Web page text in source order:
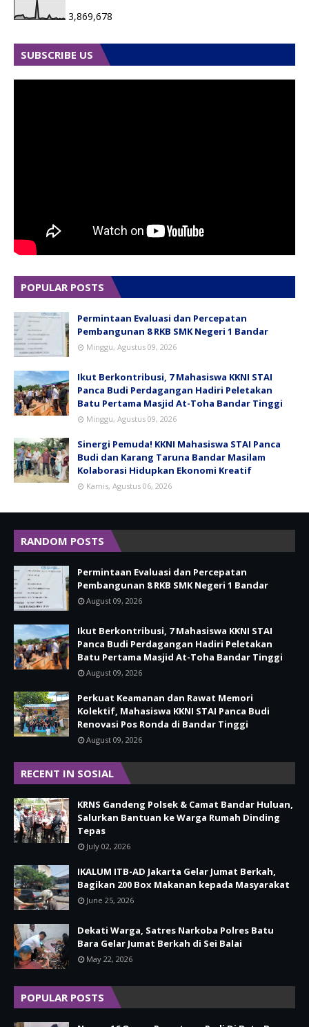
3,869,678
SUBSCRIBE US
POPULAR POSTS
Permintaan Evaluasi dan Percepatan
Pembangunan 8 RKB SMK Negeri 1 Bandar
Minggu, Agustus 09, 2026
Ikut Berkontribusi, 7 Mahasiswa KKNI STAI
Panca Budi Perdagangan Hadiri Peletakan
Batu Pertama Masjid At-Toha Bandar Tinggi
Minggu, Agustus 09, 2026
Sinergi Pemuda! KKNI Mahasiswa STAI Panca
Budi dan Karang Taruna Bandar Masilam
Kolaborasi Hidupkan Ekonomi Kreatif
Kamis, Agustus 06, 2026
RANDOM POSTS
Permintaan Evaluasi dan Percepatan
Pembangunan 8 RKB SMK Negeri 1 Bandar
August 09, 2026
Ikut Berkontribusi, 7 Mahasiswa KKNI STAI
Panca Budi Perdagangan Hadiri Peletakan
Batu Pertama Masjid At-Toha Bandar Tinggi
August 09, 2026
Perkuat Keamanan dan Rawat Memori
Kolektif, Mahasiswa KKNI STAI Panca Budi
Renovasi Pos Ronda di Bandar Tinggi
August 09, 2026
RECENT IN SOSIAL
KRNS Gandeng Polsek & Camat Bandar Huluan,
Salurkan Bantuan ke Warga Rumah Dinding
Tepas
July 02, 2026
IKALUM ITB-AD Jakarta Gelar Jumat Berkah,
Bagikan 200 Box Makanan kepada Masyarakat
June 25, 2026
Dekati Warga, Satres Narkoba Polres Batu
Bara Gelar Jumat Berkah di Sei Balai
May 22, 2026
POPULAR POSTS